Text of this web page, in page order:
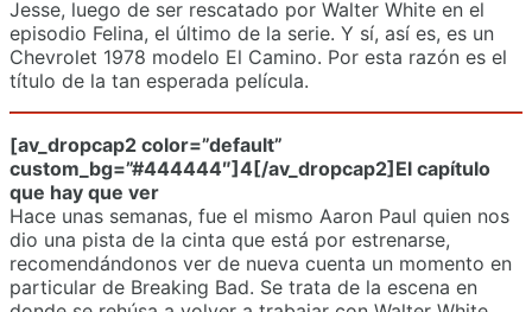
Jesse, luego de ser rescatado por Walter White en el
episodio Felina, el último de la serie. Y sí, así es, es un
Chevrolet 1978 modelo El Camino. Por esta razón es el
título de la tan esperada película.
[av_dropcap2 color=”default”
custom_bg=”#444444″]4[/av_dropcap2]El capítulo
que hay que ver
Hace unas semanas, fue el mismo Aaron Paul quien nos
dio una pista de la cinta que está por estrenarse,
recomendándonos ver de nueva cuenta un momento en
particular de Breaking Bad. Se trata de la escena en